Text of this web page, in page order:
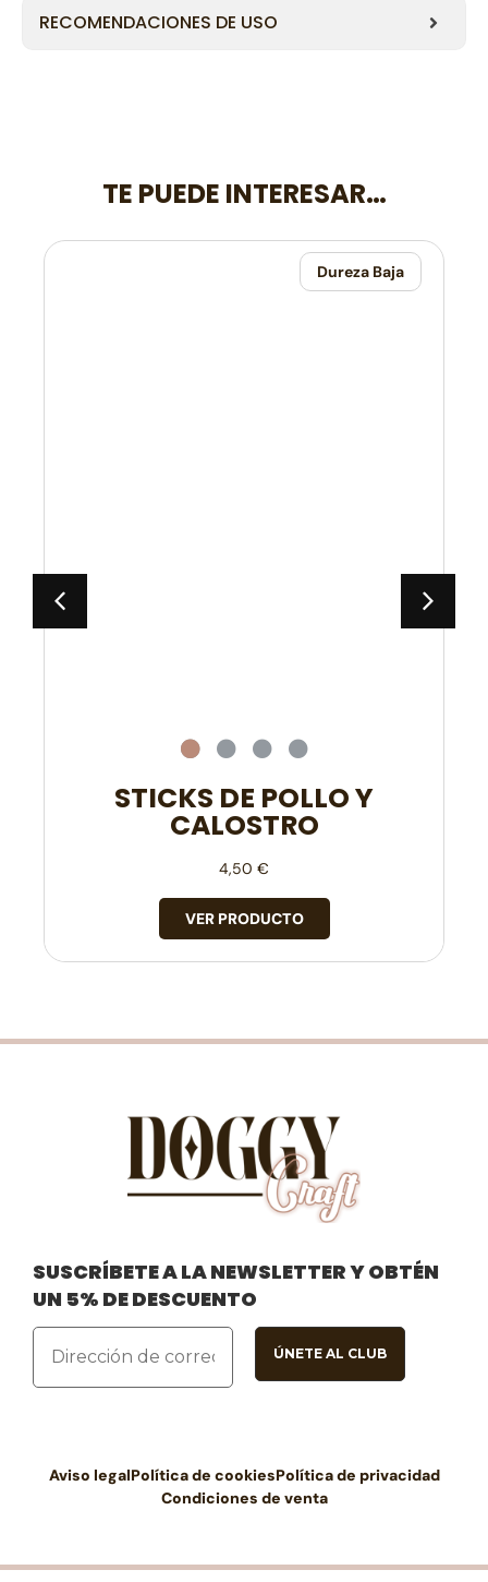
RECOMENDACIONES DE USO
TE PUEDE INTERESAR…
Dureza Baja
STICKS DE POLLO Y
CALOSTRO
4,50 €
VER PRODUCTO
SUSCRÍBETE A LA NEWSLETTER Y OBTÉN
UN 5% DE DESCUENTO
Aviso legalPolítica de cookiesPolítica de privacidad
Condiciones de venta